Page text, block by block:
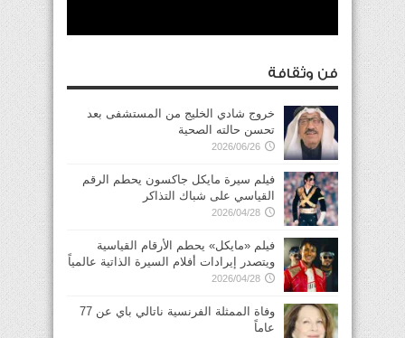
فن وثقافة
خروج شادي الخليج من المستشفى بعد
تحسن حالته الصحية
2026/06/26
فيلم سيرة مايكل جاكسون يحطم الرقم
القياسي على شباك التذاكر
2026/04/28
فيلم «مايكل» يحطم الأرقام القياسية
ويتصدر إيرادات أفلام السيرة الذاتية عالمياً
2026/04/28
وفاة الممثلة الفرنسية ناتالي باي عن 77
عاماً